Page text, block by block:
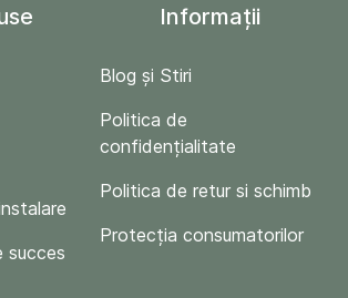
succes
Informații
Blog și Stiri
Politica de
confidențialitate
Politica de retur si schimb
Protecția consumatorilor